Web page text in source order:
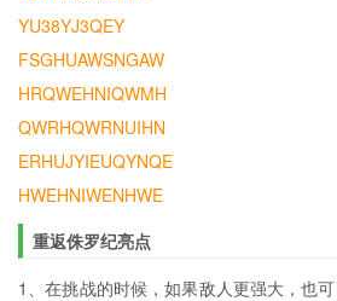
YU38YJ3QEY
FSGHUAWSNGAW
HRQWEHNIQWMH
QWRHQWRNUIHN
ERHUJYIEUQYNQE
HWEHNIWENHWE
重返侏罗纪亮点
1、在挑战的时候，如果敌人更强大，也